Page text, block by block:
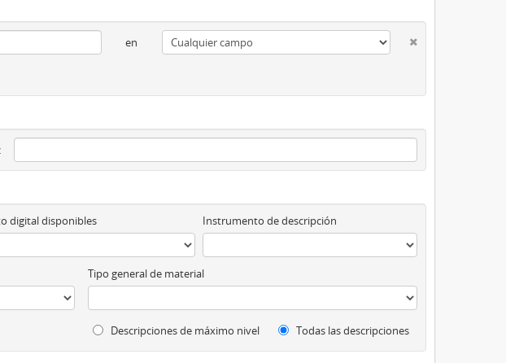
en
digital disponibles Instrumento de descripción
Tipo general de material
Descripciones de máximo nivel Todas las descripciones